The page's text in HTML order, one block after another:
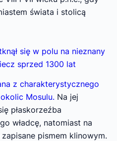
świata i stolicą
się w polu na nieznany
sprzed 1300 lat
z charakterystycznego
Mosulu. Na jej
płaskorzeźba
władcę, natomiast na
pismem klinowym.